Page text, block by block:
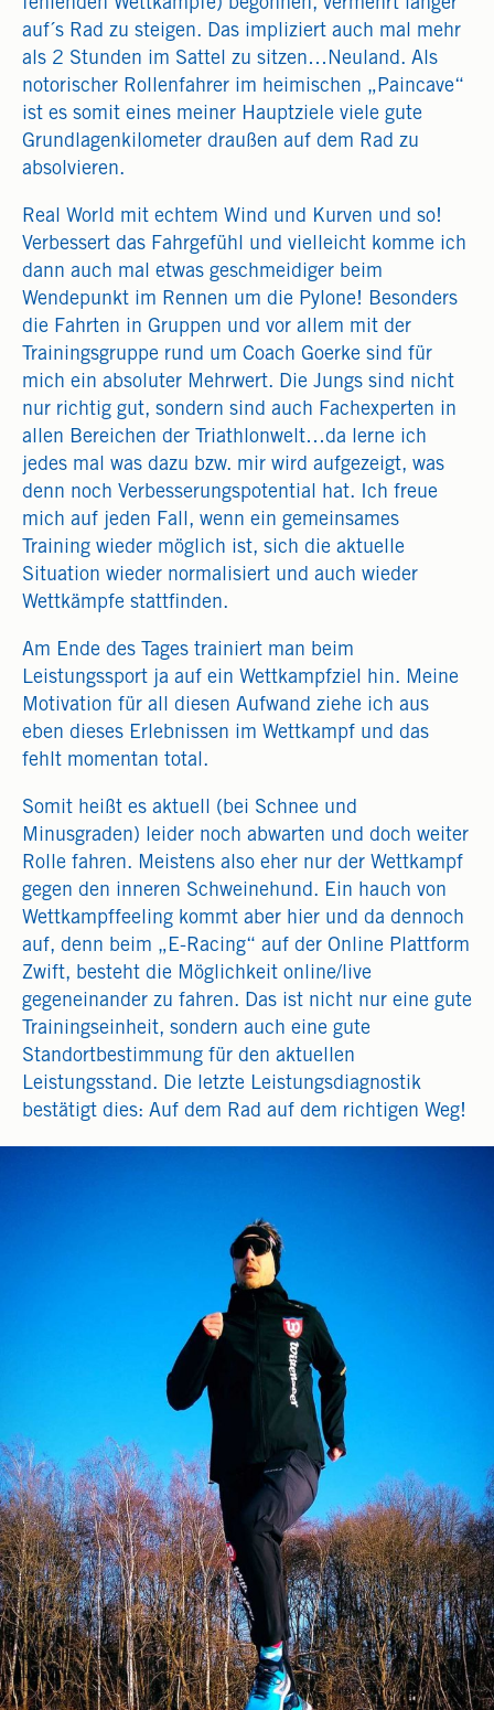
fehlenden Wettkämpfe) begonnen, vermehrt länger
auf´s Rad zu steigen. Das impliziert auch mal mehr
als 2 Stunden im Sattel zu sitzen…Neuland. Als
notorischer Rollenfahrer im heimischen „Paincave“
ist es somit eines meiner Hauptziele viele gute
Grundlagenkilometer draußen auf dem Rad zu
absolvieren.
Real World mit echtem Wind und Kurven und so!
Verbessert das Fahrgefühl und vielleicht komme ich
dann auch mal etwas geschmeidiger beim
Wendepunkt im Rennen um die Pylone! Besonders
die Fahrten in Gruppen und vor allem mit der
Trainingsgruppe rund um Coach Goerke sind für
mich ein absoluter Mehrwert. Die Jungs sind nicht
nur richtig gut, sondern sind auch Fachexperten in
allen Bereichen der Triathlonwelt…da lerne ich
jedes mal was dazu bzw. mir wird aufgezeigt, was
denn noch Verbesserungspotential hat. Ich freue
mich auf jeden Fall, wenn ein gemeinsames
Training wieder möglich ist, sich die aktuelle
Situation wieder normalisiert und auch wieder
Wettkämpfe stattfinden.
Am Ende des Tages trainiert man beim
Leistungssport ja auf ein Wettkampfziel hin. Meine
Motivation für all diesen Aufwand ziehe ich aus
eben dieses Erlebnissen im Wettkampf und das
fehlt momentan total.
Somit heißt es aktuell (bei Schnee und
Minusgraden) leider noch abwarten und doch weiter
Rolle fahren. Meistens also eher nur der Wettkampf
gegen den inneren Schweinehund. Ein hauch von
Wettkampffeeling kommt aber hier und da dennoch
auf, denn beim „E-Racing“ auf der Online Plattform
Zwift, besteht die Möglichkeit online/live
gegeneinander zu fahren. Das ist nicht nur eine gute
Trainingseinheit, sondern auch eine gute
Standortbestimmung für den aktuellen
Leistungsstand. Die letzte Leistungsdiagnostik
bestätigt dies: Auf dem Rad auf dem richtigen Weg!